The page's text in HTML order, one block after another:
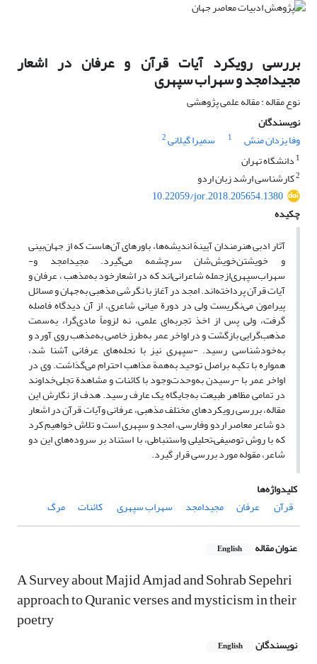
بررسی رویکرد آیات قرآن و عرفان در اشعار
مجیدامجد و سهراب سپهری
نوع مقاله : مقاله علمی پژوهشی
نویسندگان
وفا یزدان منش
1 سمیرا گیلانی2
1 دانشگاه تهران
2کارشناسی ارشد زبان اردو
10.22059/jor.2018.205654.1380
چکیده
آثار ‌ادبی‌ هنرمندان ‌آیینة‌ اندیشه‌ها، ‌باورهای آن‌هاست که ‌از‌ جهان‌بینی‌
و خویشتن‌خویش‌شان سرچشمه ‌می‌گیرد.‌‌ مجیدامجد ‌‌و‌-
سهراب‌سپهری‌از‌جمله ‌شاعرانی‌اند‌‌ که‌‌ در ‌اشعار‌‌خود‌ به‌‌مذهب ، عرفان ‌‌و
‌آیات‌ قرآن ‌پرداخته‌اند‌. ‌‌امجد‌ ‌‌‌در ‌آغاز‌ ‌با ‌‌نگرشی مذهبی‌ به‌جهان و‌‌ مسائل
‌پیرامون ‌می‌نگریست‌ ولی‌ ‌در ‌‌دورة ‌میانی ‌شاعری،‌ ‌از‌ آن ‌دیدگاه ‌‌فاصله
‌گرفت‌، ولی پس‌ از ‌‌اخذ ‌‌تجربه‌ای ‌علمی،‌‌ نه‌ لزوماً‌ ‌مادی‌گرا، ‌‌‌به‌سمت‌‌
مذهب‌گرا‌یی‌ بازگشت و‌‌‌ در ‌اواخر ‌عمر به‌طرز ‌‌خاصی به‌مذهب روی آورد ‌‌و
‌‌به‌خودشناسی‌ رسید‌.‌‌‌ -سپهری نیز ‌‌‌با نحله‌های عرفانی آشنا ‌‌‌شد،
‌‌همواره ‌با ‌تکیه ‌بر‌‌اصل توحید ‌به‌همة مذاهب‌ احترام ‌می‌گذاشت. وی‌ در
‌‌اواخر ‌‌عمر ‌‌با ‌-رسیدن‌ به‌وحدت‌وجود ‌‌با ‌‌‌کا‌ئنات‌ ‌و ‌‌مشاهدة ‌تجلی‌‌خداوند
‌در ‌تمامی مظاهر طبیعت ‌به‌جایگاه ‌یک‌ عارف ‌‌رسید‌. هدف از نگارش این
مقاله، ‌بررسی‌ رویکرد‌های ‌مختلف‌ مذهبی، عرفانی ‌و‌‌آیات قرآن در اشعار‌
‌دو ‌‌شاعر ‌‌معاصر اردو وفارسی، ‌‌‌امجد ‌‌و ‌‌سپهری‌ است و تلاش خواهیم کرد
که با روش ‌توصیفی‌–‌‌‌‌‌تحلیلی واستنباطی، با استناد بر سروده‌های این دو
شاعر، مقوله مورد بررسی قرار گیرد.
کلیدواژه‌ها
‌‌ قرآن
‌‌ عرفان‌ ‌‌مجید‌امجد‌ ‌‌سهراب ‌سپهری‌ ‌ کائنات مرگ
عنوان مقاله English
A Survey about Majid Amjad and Sohrab Sepehri
approach to Quranic verses and mysticism in their
poetry
نویسندگان English